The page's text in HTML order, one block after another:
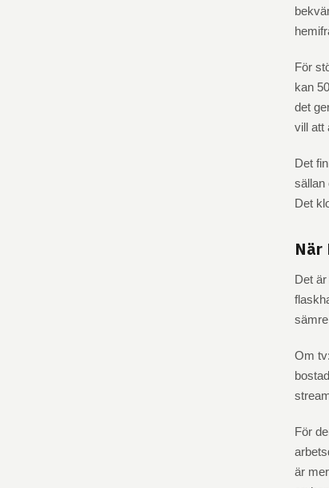
För
kan
det
vill att
Det
sällan
Det
När
Det
Om
För
är